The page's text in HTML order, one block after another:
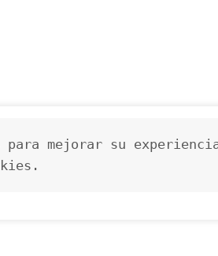
para mejorar su